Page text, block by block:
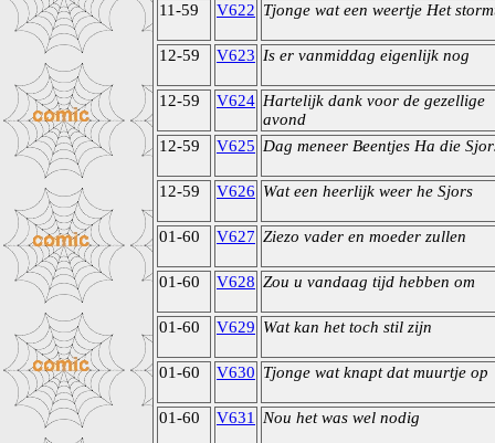
11-59 V622 Tjonge wat een weertje Het
12-59 V623 Is er vanmiddag eigenlijk nog
12-59 V624 Hartelijk dank voor de gezellige
avond
12-59
V625 Dag meneer Beentjes Ha die
12-59 V626 Wat een heerlijk weer he Sjors
01-60 V627 Ziezo vader en moeder zullen
01-60 V628 Zou u vandaag tijd hebben om
01-60 V629 Wat kan het toch stil zijn
01-60 V630 Tjonge wat knapt dat muurtje op
01-60 V631 Nou het was wel nodig